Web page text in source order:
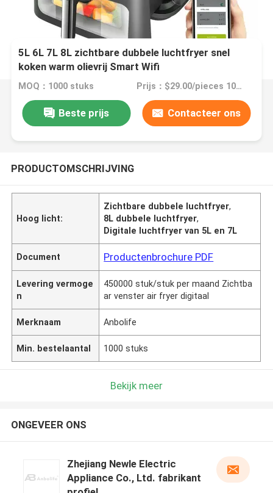
5L 6L 7L 8L zichtbare dubbele luchtfryer snel
koken warm olievrij Smart Wifi
MOQ：1000 stuks Prijs：$29.00/pieces 1000-2999 pieces
Beste prijs Contacteer ons
PRODUCTOMSCHRIJVING
Hoog licht:
Zichtbare dubbele luchtfryer,
8L dubbele luchtfryer,
Digitale luchtfryer van 5L en 7L
Document Productenbrochure PDF
Levering vermoge
n
450000 stuk/stuk per maand Zichtba
ar venster air fryer digitaal
Merknaam Anbolife
Min. bestelaantal 1000 stuks
Bekijk meer
ONGEVEER ONS
Zhejiang Newle Electric
Appliance Co., Ltd. fabrikant